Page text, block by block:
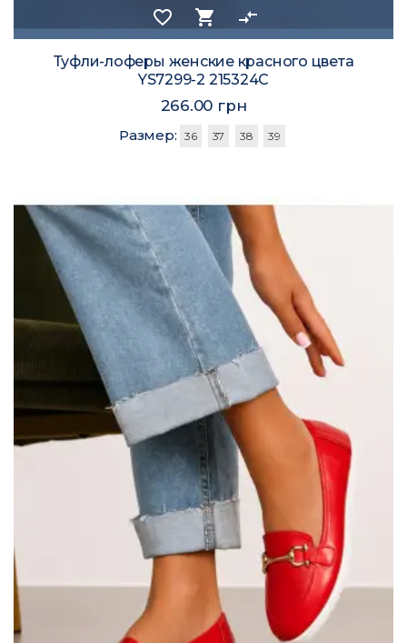
favorite_border shopping_cart compare_arrows
Туфли-лоферы женские красного цвета
YS7299-2 215324C
266.00 грн
Размер: 36 37 38 39